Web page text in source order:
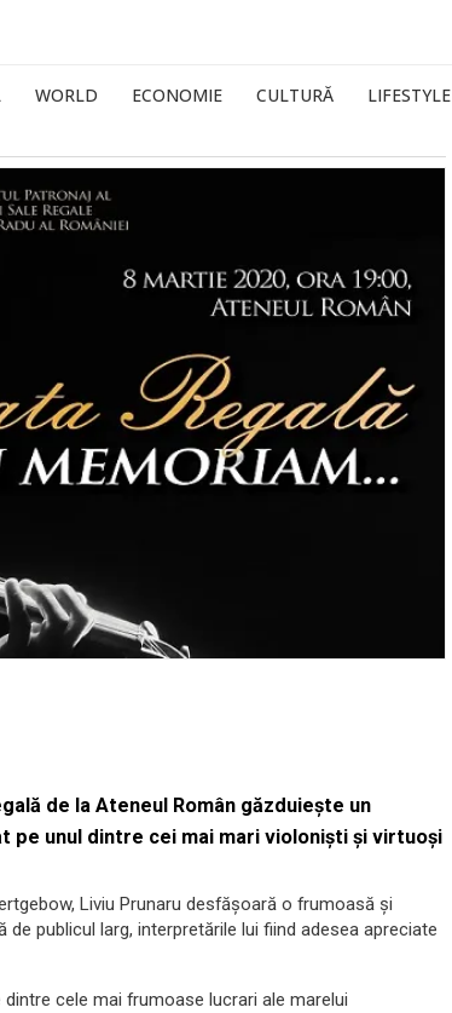
WORLD ECONOMIE CULTURĂ LIFESTYLE
de la Ateneul Român găzduiește un
unul dintre cei mai mari violoniști și virtuoși
Liviu Prunaru desfășoară o frumoasă și
publicul larg, interpretările lui fiind adesea apreciate
cele mai frumoase lucrari ale marelui